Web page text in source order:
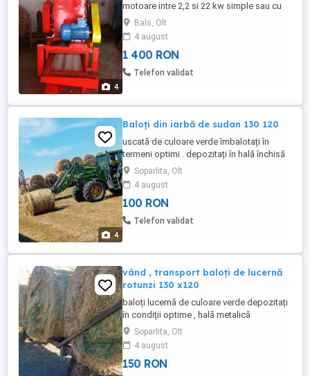
4
motoare intre 2,2 si 22 kw simple sau cu
ciclon si ventilator
Bals, Olt
4 august
1 400 RON
Telefon validat
4
Baloți din iarbă de sudan 130 120
uscată de culoare verde îmbalotați în
termeni optimi . depozitați în hală închisă
s-au imediat după îmbalotare . cantități
mari și mici la comandă telefon
Soparlita, Olt
4 august
100 RON
Telefon validat
vând , transport baloți de lucernă
rotunzi 130 x120
baloți lucernă de culoare verde depozitați
în condiții optime , hală metalică
Soparlita, Olt
4 august
150 RON